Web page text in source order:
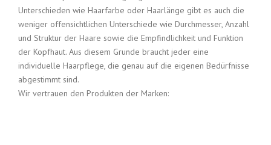
Unterschieden wie Haarfarbe oder Haarlänge gibt es auch die
weniger offensichtlichen Unterschiede wie Durchmesser, Anzahl
und Struktur der Haare sowie die Empfindlichkeit und Funktion
der Kopfhaut. Aus diesem Grunde braucht jeder eine
individuelle Haarpflege, die genau auf die eigenen Bedürfnisse
abgestimmt sind.
Wir vertrauen den Produkten der Marken: